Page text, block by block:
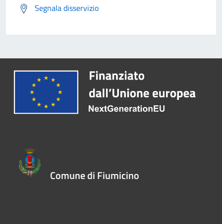
Segnala disservizio
Comune di Fiumicino